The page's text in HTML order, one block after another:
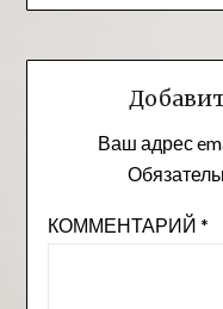
Ваш адрес
КОММЕНТАРИЙ *